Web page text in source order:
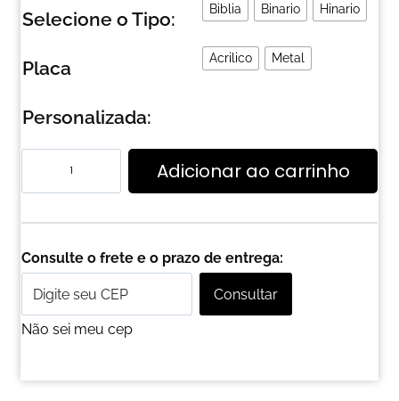
Selecione o Tipo: Biblia Binario Hinario
Placa
Personalizada:
Acrilico Metal
Adicionar ao carrinho
Consulte o frete e o prazo de entrega:
Consultar
Não sei meu cep